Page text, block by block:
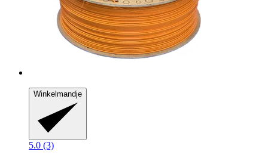
Winkelmandje
5.0 (3)